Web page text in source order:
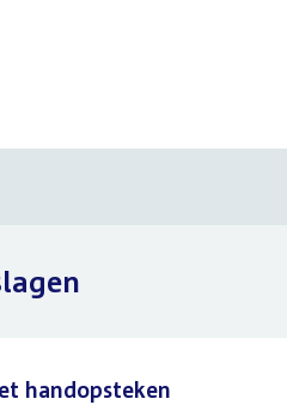
handopsteken